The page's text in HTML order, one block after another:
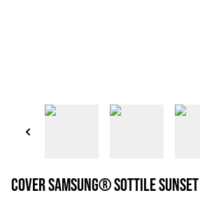
Cover Samsung® sottile sunset